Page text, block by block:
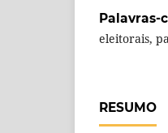
Palavras-
eleitorais,
RESUMO